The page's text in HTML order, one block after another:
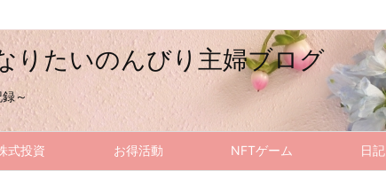
りたいのんびり主婦ブログ
録～
式投資 お得活動 NFTゲーム 日記